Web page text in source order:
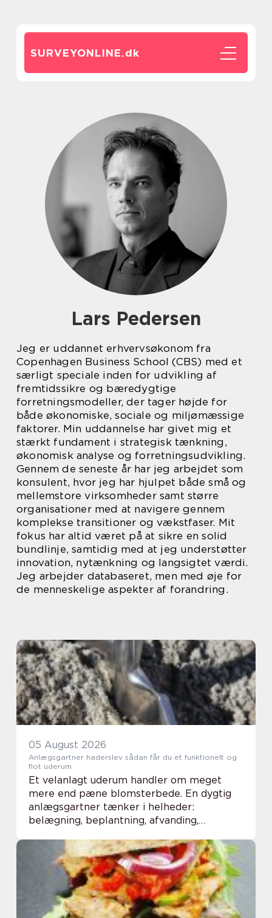
SURVEYONLINE.dk
Lars Pedersen
Jeg er uddannet erhvervsøkonom fra
Copenhagen Business School (CBS) med et
særligt speciale inden for udvikling af
fremtidssikre og bæredygtige
forretningsmodeller, der tager højde for
både økonomiske, sociale og miljømæssige
faktorer. Min uddannelse har givet mig et
stærkt fundament i strategisk tænkning,
økonomisk analyse og forretningsudvikling.
Gennem de seneste år har jeg arbejdet som
konsulent, hvor jeg har hjulpet både små og
mellemstore virksomheder samt større
organisationer med at navigere gennem
komplekse transitioner og vækstfaser. Mit
fokus har altid været på at sikre en solid
bundlinje, samtidig med at jeg understøtter
innovation, nytænkning og langsigtet værdi.
Jeg arbejder databaseret, men med øje for
de menneskelige aspekter af forandring.
05 August 2026
Anlægsgartner haderslev sådan får du et funktionelt og
flot uderum
Et velanlagt uderum handler om meget
mere end pæne blomsterbede. En dygtig
anlægsgartner tænker i helheder:
belægning, beplantning, afvanding,
omegn vælger mange derfor at få
professionel hjælp, når haven, in...